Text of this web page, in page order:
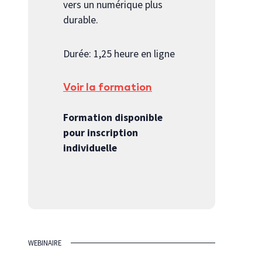
vers un numérique plus
durable.
Durée: 1,25 heure en ligne
Voir la formation
Formation disponible
pour inscription
individuelle
WEBINAIRE